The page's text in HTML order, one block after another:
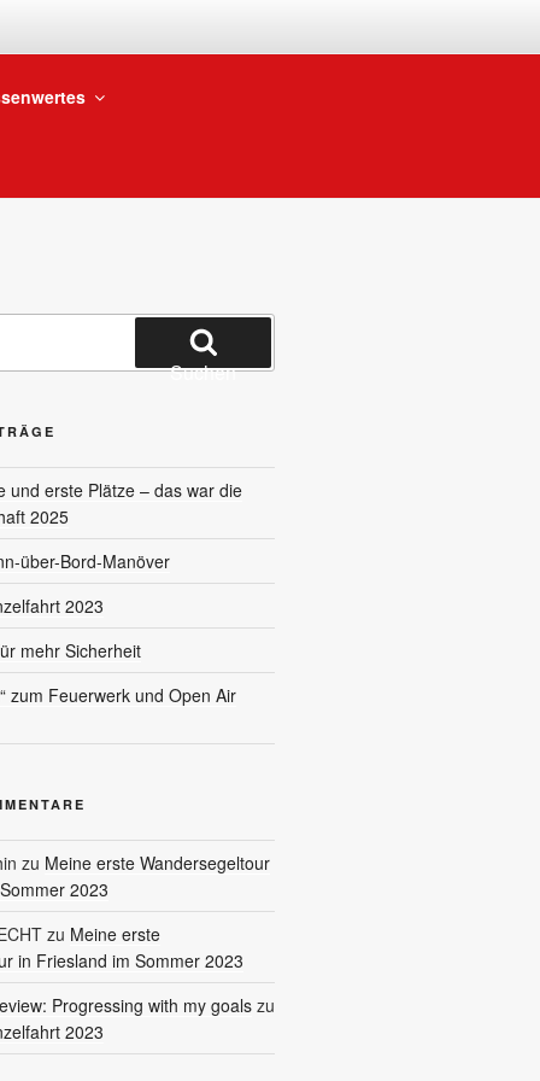
Suchen
und erste Plätze – das war die
2025
über-Bord-Manöver
2023
mehr Sicherheit
zum Feuerwerk und Open Air
zu Meine erste Wandersegeltour
2023
zu Meine erste
in Friesland im Sommer 2023
Progressing with my goalszu
2023